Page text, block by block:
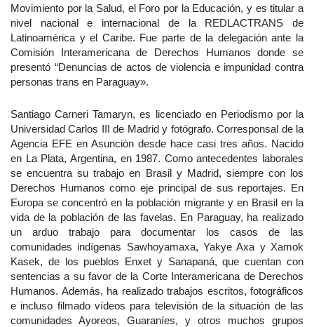
Movimiento por la Salud, el Foro por la Educación, y es titular a
nivel nacional e internacional de la REDLACTRANS de
Latinoamérica y el Caribe. Fue parte de la delegación ante la
Comisión Interamericana de Derechos Humanos donde se
presentó “Denuncias de actos de violencia e impunidad contra
personas trans en Paraguay».
Santiago Carneri Tamaryn, es licenciado en Periodismo por la
Universidad Carlos III de Madrid y fotógrafo. Corresponsal de la
Agencia EFE en Asunción desde hace casi tres años. Nacido
en La Plata, Argentina, en 1987. Como antecedentes laborales
se encuentra su trabajo en Brasil y Madrid, siempre con los
Derechos Humanos como eje principal de sus reportajes. En
Europa se concentró en la población migrante y en Brasil en la
vida de la población de las favelas. En Paraguay, ha realizado
un arduo trabajo para documentar los casos de las
comunidades indígenas Sawhoyamaxa, Yakye Axa y Xamok
Kasek, de los pueblos Enxet y Sanapaná, que cuentan con
sentencias a su favor de la Corte Interamericana de Derechos
Humanos. Además, ha realizado trabajos escritos, fotográficos
e incluso filmado vídeos para televisión de la situación de las
comunidades Ayoreos, Guaraníes, y otros muchos grupos